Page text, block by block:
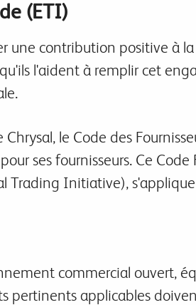
(ETI)
une contribution positive à
l'aident à remplir cet
le Code des
ses fournisseurs. Ce Code
Trading Initiative),
commercial ouvert,
pertinents applicables